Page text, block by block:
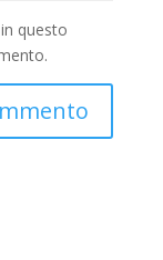
questo